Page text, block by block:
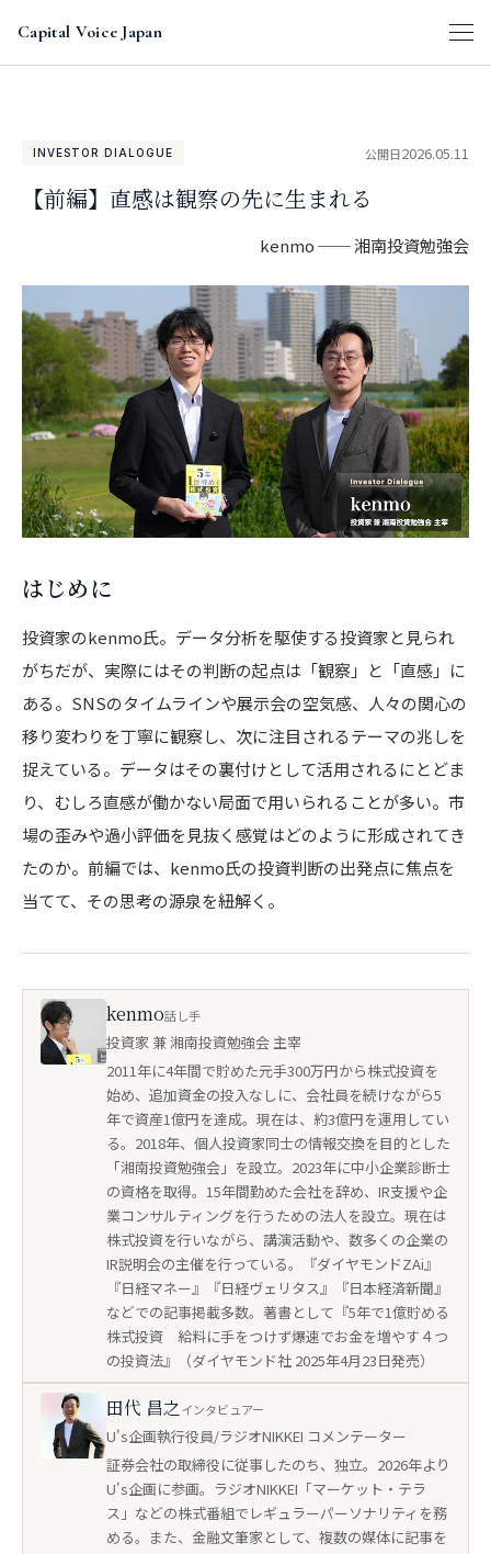
Capital Voice Japan
INVESTOR DIALOGUE 公開日2026.05.11
【前編】直感は観察の先に生まれる
kenmo ── 湘南投資勉強会
はじめに
投資家のkenmo氏。データ分析を駆使する投資家と見られ
がちだが、実際にはその判断の起点は「観察」と「直感」に
ある。SNSのタイムラインや展示会の空気感、人々の関心の
移り変わりを丁寧に観察し、次に注目されるテーマの兆しを
捉えている。データはその裏付けとして活用されるにとどま
り、むしろ直感が働かない局面で用いられることが多い。市
場の歪みや過小評価を見抜く感覚はどのように形成されてき
たのか。前編では、kenmo氏の投資判断の出発点に焦点を
当てて、その思考の源泉を紐解く。
kenmo話し手
投資家 兼 湘南投資勉強会 主宰
2011年に4年間で貯めた元手300万円から株式投資を
始め、追加資金の投入なしに、会社員を続けながら5
年で資産1億円を達成。現在は、約3億円を運用してい
る。2018年、個人投資家同士の情報交換を目的とした
「湘南投資勉強会」を設立。2023年に中小企業診断士
の資格を取得。15年間勤めた会社を辞め、IR支援や企
業コンサルティングを行うための法人を設立。現在は
株式投資を行いながら、講演活動や、数多くの企業の
IR説明会の主催を行っている。『ダイヤモンドZAi』
『日経マネー』『日経ヴェリタス』『日本経済新聞』
などでの記事掲載多数。著書として『5年で1億貯める
株式投資 給料に手をつけず爆速でお金を増やす４つ
の投資法』（ダイヤモンド社 2025年4月23日発売）
田代 昌之インタビュアー
U's企画執行役員/ラジオNIKKEI コメンテーター
証券会社の取締役に従事したのち、独立。2026年より
U's企画に参画。ラジオNIKKEI「マーケット・テラ
ス」などの株式番組でレギュラーパーソナリティを務
める。また、金融文筆家として、複数の媒体に記事を